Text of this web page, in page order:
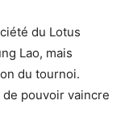
du Lotus
Lao, mais
du tournoi.
pouvoir vaincre